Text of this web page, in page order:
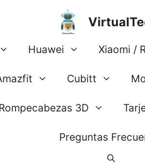
Huawei Xiaomi /
Cubitt
3D
Preguntas